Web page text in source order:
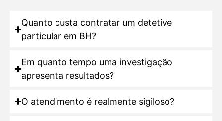
Quanto custa contratar um detetive
particular em BH?
Em quanto tempo uma investigação
apresenta resultados?
O atendimento é realmente sigiloso?